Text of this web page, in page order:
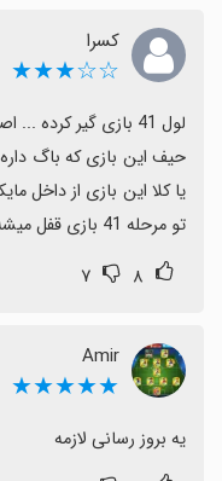
کسرا
☆☆★★★
تو مرحله 41 بازی قفل میشه
۸ ۷
Amir
★★★★★
یه بروز رسانی لازمه